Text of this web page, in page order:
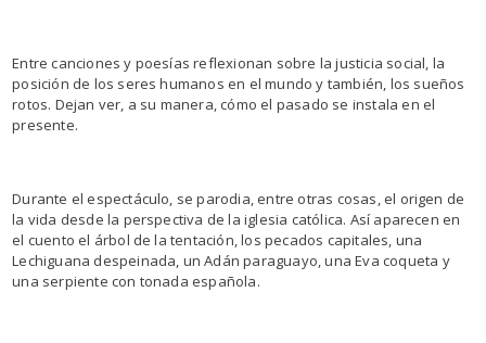
Entre canciones y poesías reflexionan sobre la justicia social, la
posición de los seres humanos en el mundo y también, los sueños
rotos. Dejan ver, a su manera, cómo el pasado se instala en el
presente.
Durante el espectáculo, se parodia, entre otras cosas, el origen de
la vida desde la perspectiva de la iglesia católica. Así aparecen en
el cuento el árbol de la tentación, los pecados capitales, una
Lechiguana despeinada, un Adán paraguayo, una Eva coqueta y
una serpiente con tonada española.